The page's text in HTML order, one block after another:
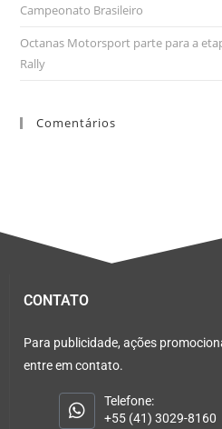
Campeonato Brasileiro
Octanas Motorsport parte para a
Rally
Comentários
CONTATO
Para publicidade, ações
entre em contato.
Telefone:
+55 (41) 3029-8160